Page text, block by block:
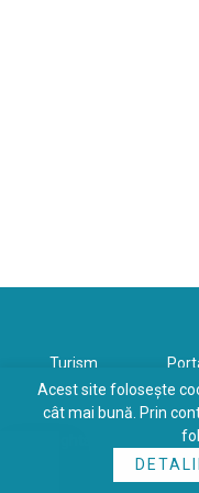
Turism
Copyrights © 2026 All
Acest site folosește
cât mai bună. Prin
DETALII